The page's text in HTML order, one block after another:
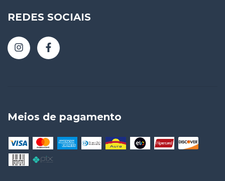
REDES SOCIAIS
Meios de pagamento